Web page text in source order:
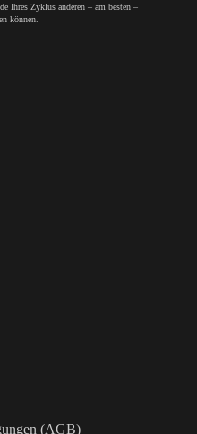
Ihres Zyklus anderen – am besten –
können.
(AGB)